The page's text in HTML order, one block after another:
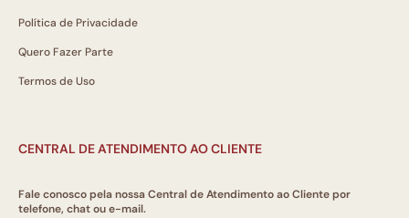
Política de Privacidade
Quero Fazer Parte
Termos de Uso
CENTRAL DE ATENDIMENTO AO CLIENTE
Fale conosco pela nossa Central de Atendimento ao Cliente por
telefone, chat ou e-mail.